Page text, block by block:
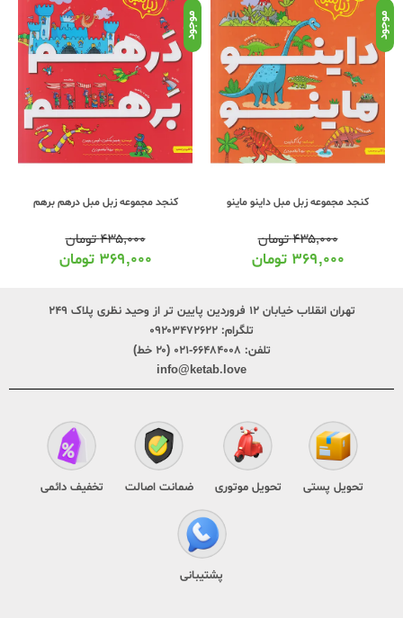
موجود
کنجد مجموعه زبل مبل داینو ماینو
۴۳۵,۰۰۰تومان
۳۶۹,۰۰۰ تومان
موجود
کنجد مجموعه زبل مبل درهم برهم
۴۳۵,۰۰۰تومان
۳۶۹,۰۰۰ تومان
تهران انقلاب خیابان ۱۲ فروردین پایین تر از وحید نظری پلاک ۲۴۹
تلگرام: ۰۹۲۰۳۴۷۲۶۲۲
تلفن: ۶۶۴۸۴۰۰۸-۰۲۱ (۲۰ خط)
info@ketab.love
تحویل پستی تحویل موتوری ضمانت اصالت تخفیف دائمی
پشتیبانی